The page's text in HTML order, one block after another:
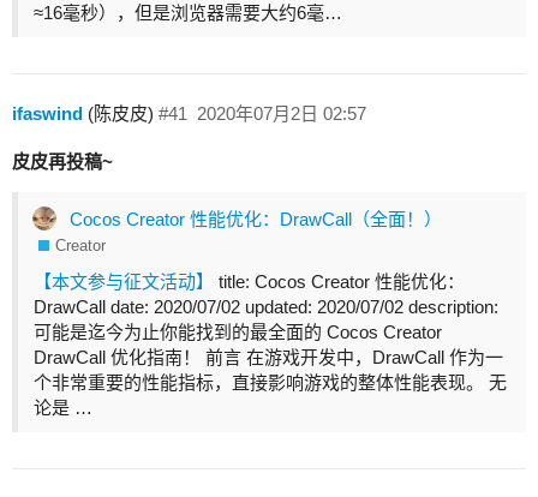
≈16毫秒），但是浏览器需要大约6毫…
ifaswind (陈皮皮) 2020年07月2日 02:57
#41
皮皮再投稿~
Cocos Creator 性能优化：DrawCall（全面！）
Creator
【本文参与征文活动】
title: Cocos Creator 性能优化：
DrawCall date: 2020/07/02 updated: 2020/07/02 description:
可能是迄今为止你能找到的最全面的 Cocos Creator
DrawCall 优化指南！ 前言 在游戏开发中，DrawCall 作为一
个非常重要的性能指标，直接影响游戏的整体性能表现。 无
论是 …